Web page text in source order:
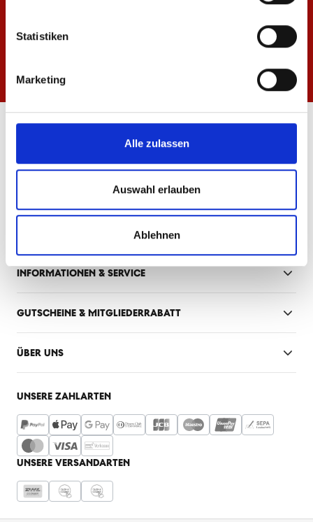
Statistiken
Marketing
Alle zulassen
Auswahl erlauben
Ablehnen
ÖFFNUNGSZEITEN
Mo-Fr: 10:00 - 18:30 Uhr
FANSHOP INNENSTADT
INFORMATIONEN & SERVICE
GUTSCHEINE & MITGLIEDERRABATT
ÜBER UNS
UNSERE ZAHLARTEN
UNSERE VERSANDARTEN